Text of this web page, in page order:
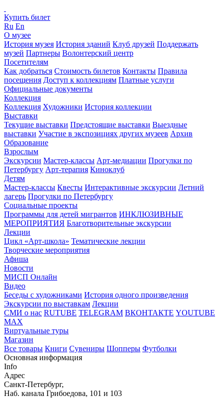
Купить билет
Ru En
О музее
История музея История зданий Клуб друзей Поддержать
музей Партнеры Волонтерский центр
Посетителям
Как добраться Стоимость билетов Контакты Правила
посещения Доступ к коллекциям Платные услуги
Официальные документы
Коллекция
Коллекция Художники История коллекции
Выставки
Текущие выставки Предстоящие выставки Выездные
выставки Участие в экспозициях других музеев Архив
Образование
Взрослым
Экскурсии Мастер-классы Арт-медиации Прогулки по
Петербургу Арт-терапия Киноклуб
Детям
Мастер-классы Квесты Интерактивные экскурсии Летний
лагерь Прогулки по Петербургу
Социальные проекты
Программы для детей мигрантов ИНКЛЮЗИВНЫЕ
МЕРОПРИЯТИЯ Благотворительные экскурсии
Лекции
Цикл «Арт-школа» Тематические лекции
Творческие мероприятия
Афиша
Новости
МИСП Онлайн
Видео
Беседы с художниками История одного произведения
Экскурсии по выставкам Лекции
СМИ о нас RUTUBE TELEGRAM ВКОНТАКТЕ YOUTUBE
MAX
Виртуальные туры
Магазин
Все товары Книги Сувениры Шопперы Футболки
Основная информация
Info
Адрес
Санкт-Петербург,
Наб. канала Грибоедова, 101 и 103